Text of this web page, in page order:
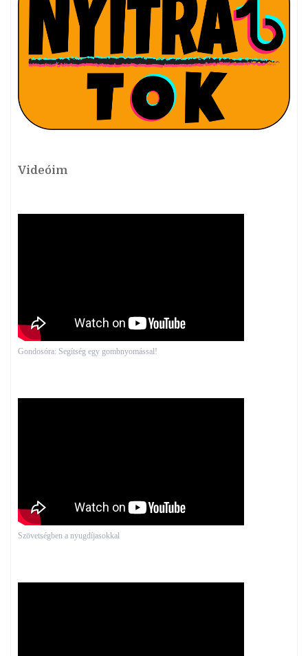
Videóim
Gondosóra: Segítség egy gombnyomással!
Szövetségben a nyugdíjasokkal